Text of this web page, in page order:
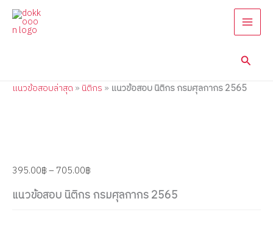
Skip
content
แนวข้อสอบล่าสุด » นิติกร » แนวข้อสอบ นิติกร กรมศุลกากร 2565
395.00฿– 705.00฿
แนวข้อสอบ นิติกร กรมศุลกากร 2565
ข้อสอบ
นิติกร